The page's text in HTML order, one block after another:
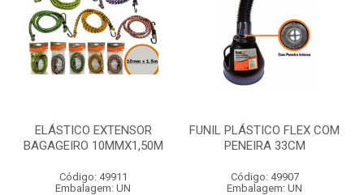
ELÁSTICO EXTENSOR
BAGAGEIRO 10MMX1,50M
Código: 49911
Embalagem: UN
FUNIL PLÁSTICO FLEX COM
PENEIRA 33CM
Código: 49907
Embalagem: UN